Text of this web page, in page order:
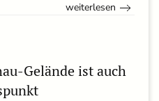
weiterlesen
Gelände ist auch